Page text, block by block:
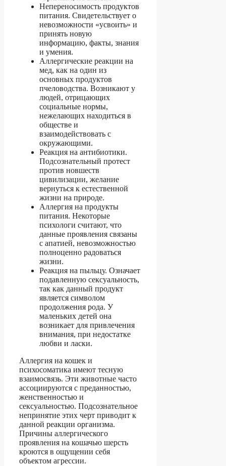
Непереносимость продуктов
питания. Свидетельствует о
невозможности «усвоить» и
принять новую
информацию, факты, знания
и умения.
Аллергические реакции на
мед, как на один из
основных продуктов
пчеловодства. Возникают у
людей, отрицающих
социальные нормы,
нежелающих находиться в
обществе и
взаимодействовать с
окружающими.
Реакция на антибиотики.
Подсознательный протест
против новшеств
цивилизации, желание
вернуться к естественной
жизни на природе.
Аллергия на продукты
питания. Некоторые
психологи считают, что
данные проявления связаны
с апатией, невозможностью
полноценно радоваться
жизни.
Реакция на пыльцу. Означает
подавленную сексуальность,
так как данный продукт
является символом
продолжения рода. У
маленьких детей она
возникает для привлечения
внимания, при недостатке
любви и ласки.
Аллергия на кошек и
психосоматика имеют тесную
взаимосвязь. Эти животные часто
ассоциируются с преданностью,
женственностью и
сексуальностью. Подсознательное
непринятие этих черт приводит к
данной реакции организма.
Причины аллергического
проявления на кошачью шерсть
кроются в ощущении себя
объектом агрессии.